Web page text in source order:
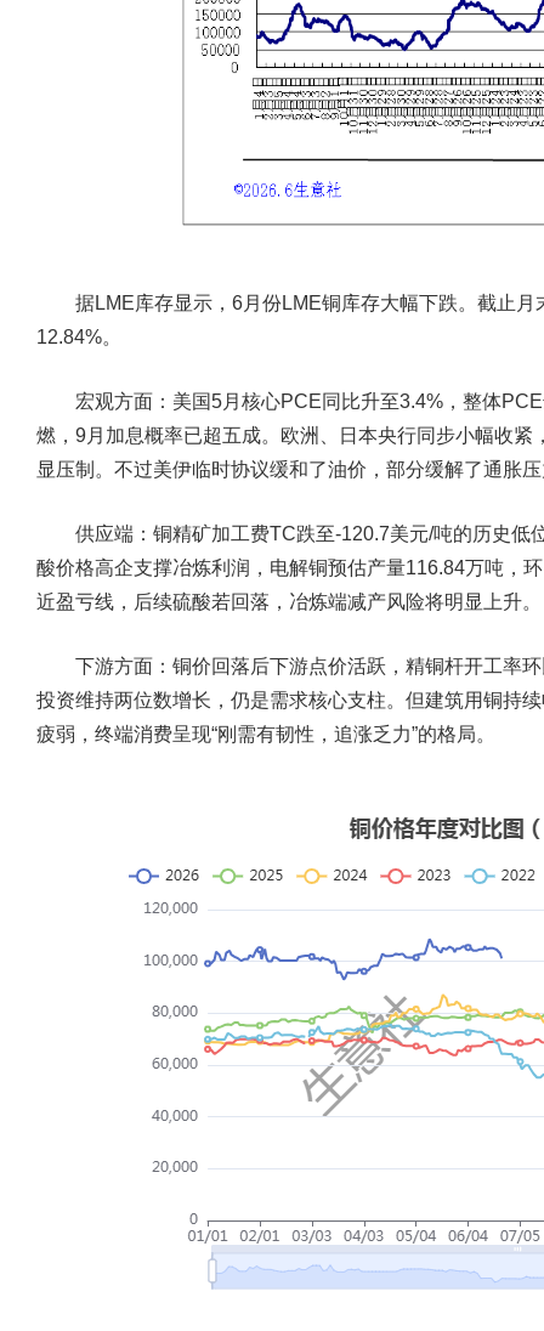
据LME库存显示，6月份LME铜库存大幅下跌。截止月
12.84%。
宏观方面： 美国5月核心PCE同比升至3.4%，整体
燃，9月加息概率已超五成。欧洲、日本央行同步小幅收
显压制。不过美伊临时协议缓和了油价，部分缓解了通胀
供应端： 铜精矿加工费TC跌至-120.7美元/吨的历史低
酸价格高企支撑冶炼利润，电解铜预估产量116.84万吨，
近盈亏线，后续硫酸若回落，冶炼端减产风险将明显上升。
下游方面： 铜价回落后下游点价活跃，精铜杆开工率
投资维持两位数增长，仍是需求核心支柱。但建筑用铜持
疲弱，终端消费呈现“刚需有韧性，追涨乏力”的格局。